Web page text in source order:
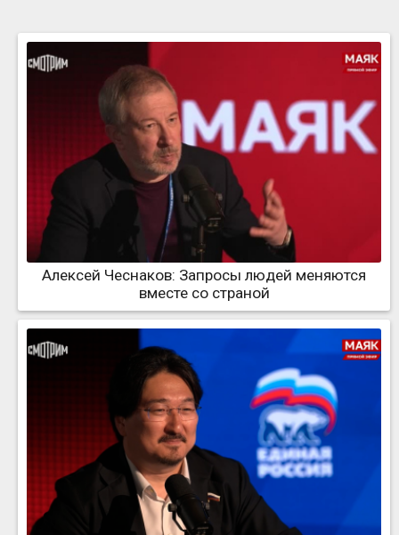
Алексей Чеснаков: Запросы людей меняются
вместе со страной